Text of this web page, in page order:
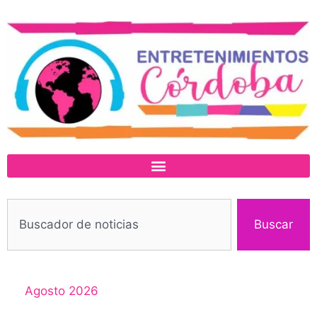
Buscar
Agosto 2026